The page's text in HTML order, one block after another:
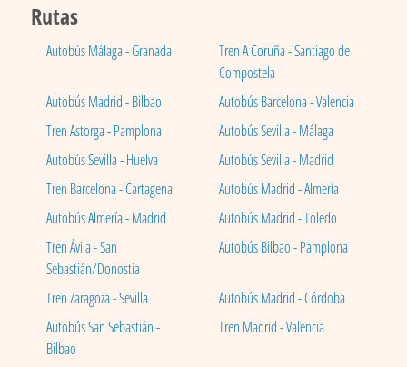
Rutas
Autobús Málaga - Granada
Tren A Coruña - Santiago de
Compostela
Autobús Madrid - Bilbao
Autobús Barcelona - Valencia
Tren Astorga - Pamplona
Autobús Sevilla - Málaga
Autobús Sevilla - Huelva
Autobús Sevilla - Madrid
Tren Barcelona - Cartagena
Autobús Madrid - Almería
Autobús Almería - Madrid
Autobús Madrid - Toledo
Tren Ávila - San
Sebastián/Donostia
Autobús Bilbao - Pamplona
Tren Zaragoza - Sevilla
Autobús Madrid - Córdoba
Autobús San Sebastián -
Bilbao
Tren Madrid - Valencia